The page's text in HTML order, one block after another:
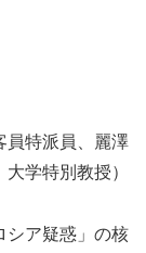
員特派員、麗澤
大学特別教授）
シア疑惑」の核